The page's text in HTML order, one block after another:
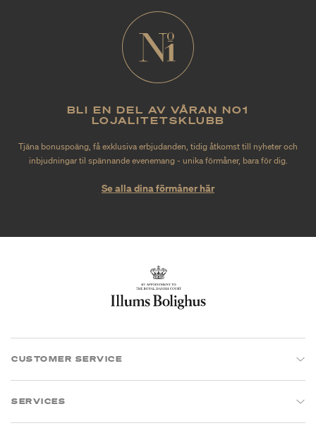
BLI EN DEL AV VÅRAN NO1
LOJALITETSKLUBB
Tjäna bonuspoäng, få exklusiva erbjudanden, tidig åtkomst till nyheter och
inbjudningar til spännande evenemang - unika förmåner, bara för dig.
Se alla dina förmåner här
CUSTOMER SERVICE
SERVICES